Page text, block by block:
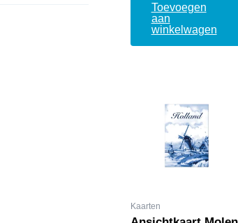
Toevoegen
aan
winkelwagen
Kaarten